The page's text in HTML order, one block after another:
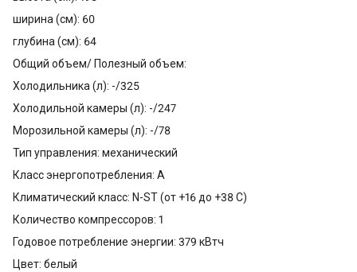
ширина (см): 60
глубина (см): 64
Общий объем/ Полезный объем:
Холодильника (л): -/325
Холодильной камеры (л): -/247
Морозильной камеры (л): -/78
Тип управления: механический
Класс энергопотребления: A
Климатический класс: N-ST (от +16 до +38 С)
Количество компрессоров: 1
Годовое потребление энергии: 379 кВтч
Цвет: белый